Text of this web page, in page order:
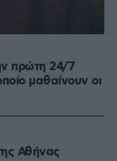
πρώτη 24/7
μαθαίνουν οι
Αθήνας